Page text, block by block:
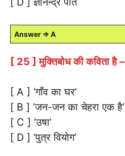
Answer ⇒ A
[ 25 ] मुक्तिबोध की कविता है –
[ A ] ‘गाँव का घर’
[ B ] ‘जन-जन का चेहरा एक है’
[ C ] ‘उषा’
[ D ] ‘पुत्र वियोग’